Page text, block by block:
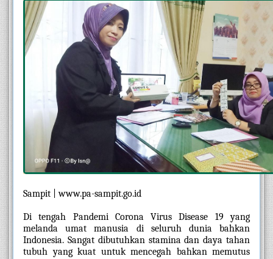
Sampit | www.pa-sampit.go.id
Di tengah Pandemi Corona Virus Disease 19 yang
melanda umat manusia di seluruh dunia bahkan
Indonesia. Sangat dibutuhkan stamina dan daya tahan
tubuh yang kuat untuk mencegah bahkan memutus